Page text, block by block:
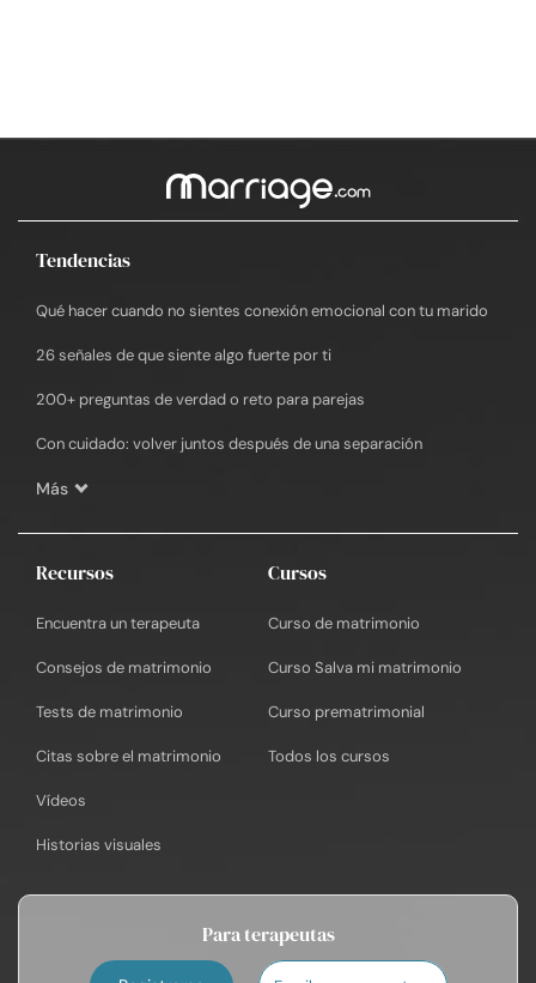
Tendencias
Qué hacer cuando no sientes conexión emocional con tu marido
26 señales de que siente algo fuerte por ti
200+ preguntas de verdad o reto para parejas
Con cuidado: volver juntos después de una separación
Más
Recursos
Encuentra un terapeuta
Consejos de matrimonio
Tests de matrimonio
Citas sobre el matrimonio
Vídeos
Historias visuales
Cursos
Curso de matrimonio
Curso Salva mi matrimonio
Curso prematrimonial
Todos los cursos
Para terapeutas